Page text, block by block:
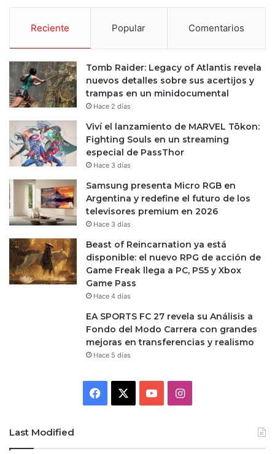
Reciente Popular Comentarios
Tomb Raider: Legacy of Atlantis revela
nuevos detalles sobre sus acertijos y
trampas en un minidocumental
Hace 2 días
Viví el lanzamiento de MARVEL Tōkon:
Fighting Souls en un streaming
especial de PassThor
Hace 3 días
Samsung presenta Micro RGB en
Argentina y redefine el futuro de los
televisores premium en 2026
Hace 3 días
Beast of Reincarnation ya está
disponible: el nuevo RPG de acción de
Game Freak llega a PC, PS5 y Xbox
Game Pass
Hace 4 días
EA SPORTS FC 27 revela su Análisis a
Fondo del Modo Carrera con grandes
mejoras en transferencias y realismo
Hace 5 días
Facebook YouTubeInstagram
Last Modified